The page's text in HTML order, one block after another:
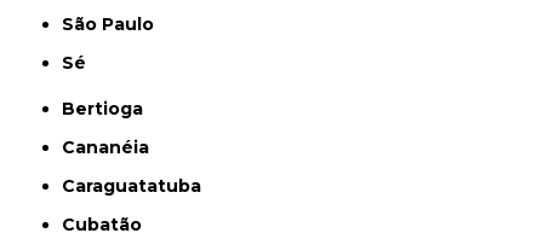
São Paulo
Sé
Bertioga
Cananéia
Caraguatatuba
Cubatão